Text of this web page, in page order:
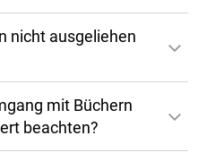
möglich und
Bibliotheks-PCs.
E-Mail gehen Sie an
in der
nicht ausgeliehen
mit Büchern
beachten?